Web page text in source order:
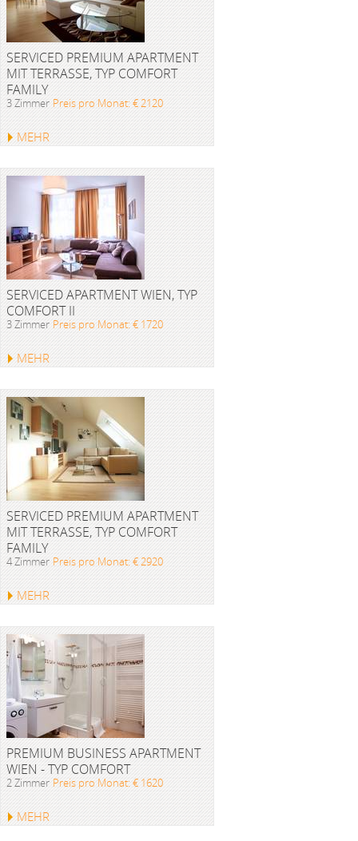
SERVICED PREMIUM APARTMENT
MIT TERRASSE, TYP COMFORT
FAMILY
3 Zimmer Preis pro Monat: € 2120
MEHR
SERVICED APARTMENT WIEN, TYP
COMFORT II
3 Zimmer Preis pro Monat: € 1720
MEHR
SERVICED PREMIUM APARTMENT
MIT TERRASSE, TYP COMFORT
FAMILY
4 Zimmer Preis pro Monat: € 2920
MEHR
PREMIUM BUSINESS APARTMENT
WIEN - TYP COMFORT
2 Zimmer Preis pro Monat: € 1620
MEHR